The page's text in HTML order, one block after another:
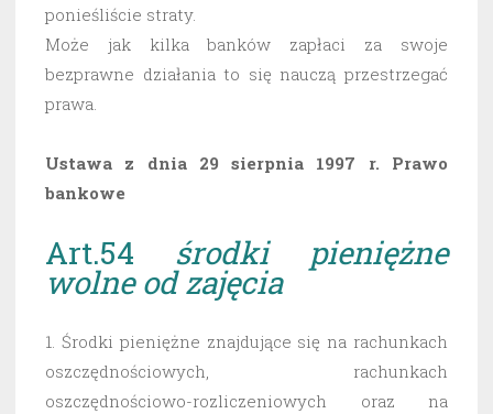
ponieśliście straty.
Może jak kilka banków zapłaci za swoje
bezprawne działania to się nauczą przestrzegać
prawa.
Ustawa z dnia 29 sierpnia 1997 r. Prawo
bankowe
Art.54 środki pieniężne
wolne od zajęcia
1. Środki pieniężne znajdujące się na rachunkach
oszczędnościowych, rachunkach
oszczędnościowo-rozliczeniowych oraz na